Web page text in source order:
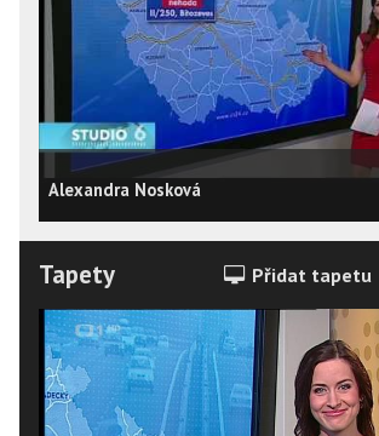
Alexandra Nosková
Tapety Přidat tapetu